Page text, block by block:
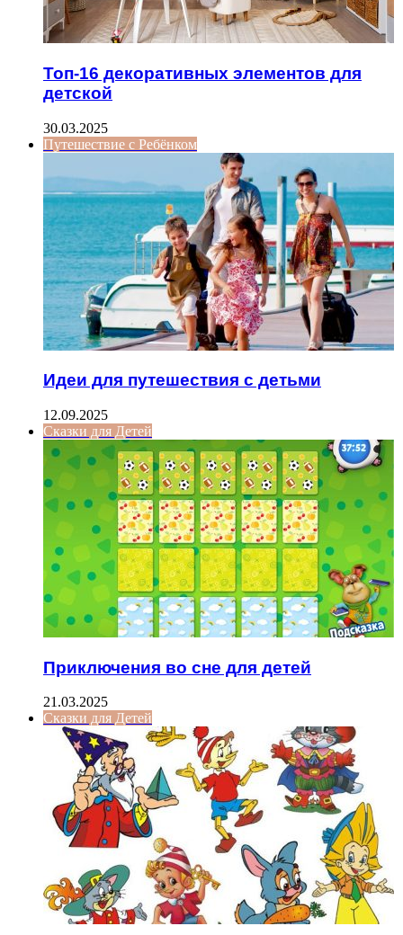
Топ-16 декоративных элементов для
детской
30.03.2025
Путешествие с Ребёнком
Идеи для путешествия с детьми
12.09.2025
Сказки для Детей
Приключения во сне для детей
21.03.2025
Сказки для Детей